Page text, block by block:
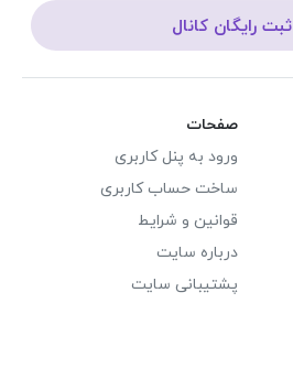
ثبت رایگان کانال
صفحات
ورود به پنل کاربری
ساخت حساب کاربری
قوانین و شرایط
درباره سایت
پشتیبانی سایت